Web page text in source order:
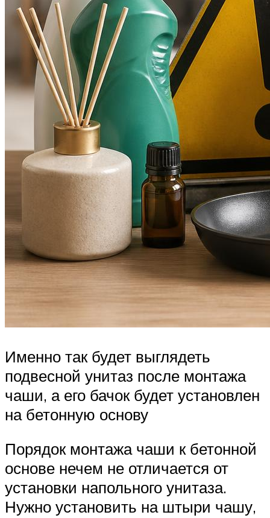
Именно так будет выглядеть
подвесной унитаз после монтажа
чаши, а его бачок будет установлен
на бетонную основу
Порядок монтажа чаши к бетонной
основе нечем не отличается от
установки напольного унитаза.
Нужно установить на штыри чашу,